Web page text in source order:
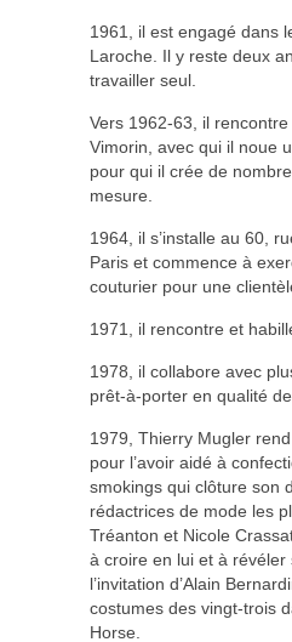
1961, il est engagé dans
Laroche. Il y reste deux
travailler seul.
Vers 1962-63, il rencontre
Vimorin, avec qui il noue
pour qui il crée de
mesure.
1964, il s’installe au 60,
Paris et commence à
couturier pour une
1971, il rencontre et
1978, il collabore avec
prêt-à-porter en qualité
1979, Thierry Mugler
pour l’avoir aidé à
smokings qui clôture son
rédactrices de mode les
Tréanton et Nicole
à croire en lui et à révéler
l’invitation d’Alain
costumes des vingt-trois
Horse.